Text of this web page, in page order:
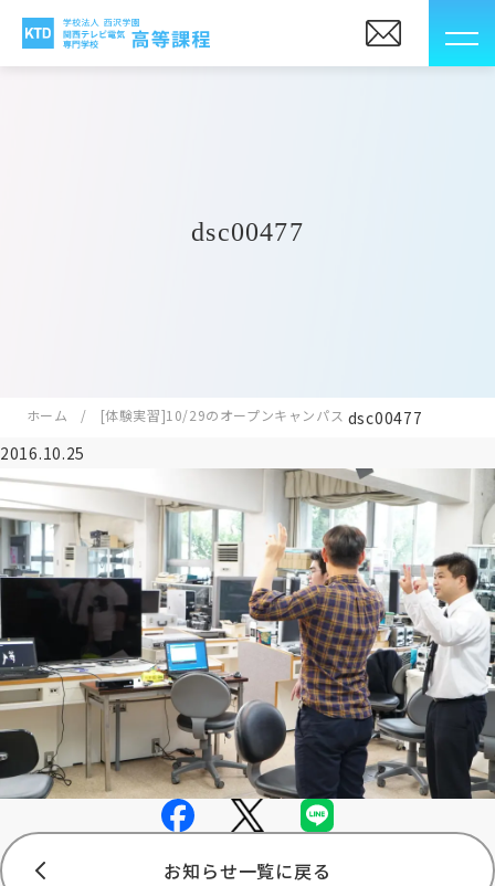
dsc00477
ホーム [体験実習]10/29のオープンキャンパス dsc00477
2016.10.25
お知らせ一覧に戻る